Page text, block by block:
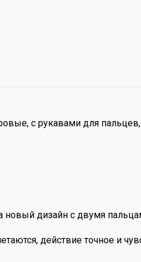
с рукавами для
новый дизайн с двумя
действие точное и